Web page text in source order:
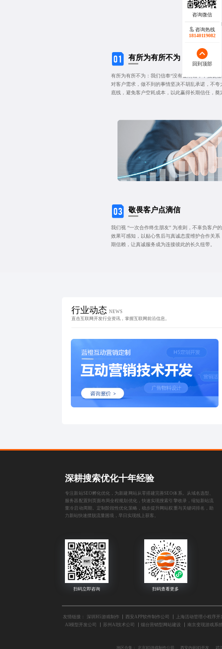
我们信奉 “没
有所为有所不为
有所为有所不为：我们信奉“没有金刚钻，不揽瓷
对客户需求，做不到的事情坚决不胡乱承诺，不
底线，避免客户空耗成本，以此赢得长期信任，奠
敬畏客户点滴信
我们视 “一次合作终生朋友” 为准则，不辜负客户
效果可感知，以贴心售后与真诚态度维护合作关
期信赖，让真诚服务成为连接彼此的长久纽带。
行业动态 NEWS
直击互联网开发行业资讯，掌握互联网前沿信息。
咨询热线
18140119082
回到顶部
深耕搜索优化十年经验
专注新站SEO孵化优化，为新建网站从零搭建完善SEO体系。从域名选型、
服务器配置到页面布局全程规划优化，快速实现搜索引擎收录，缩短新站流
量冷启动周期。定制阶段性优化策略，稳步提升网站权重与关键词排名，助
力新站快速摆脱流量困境，早日实现线上获客。
友情链接： 深圳H5游戏制作 西安APP软件制作公司
上海活动管理小程序开
AI模型开发公司
苏州AI技术公司 烟台营销型网站建设 南京变现游戏系
地区合集： 北京H5游戏制作公司 西安内嵌H5开发 武